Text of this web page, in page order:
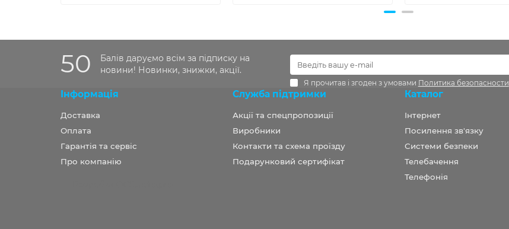
50
Балів даруємо всім за підписку на
новини! Новинки, знижки, акції.
Я прочитав і згоден з умовами Политика безопасности
Інформація
Доставка
Оплата
Гарантія та сервіс
Про компанію
Служба підтримки
Акції та спецпропозиції
Виробники
Контакти та схема проїзду
Подарунковий сертифікат
Каталог
Інтернет
Посилення зв'язку
Системи безпеки
Телебачення
Телефонія